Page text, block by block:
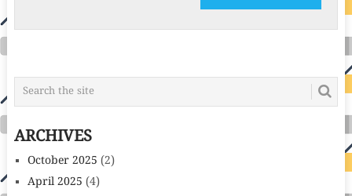
ARCHIVES
October 2025 (2)
April 2025 (4)